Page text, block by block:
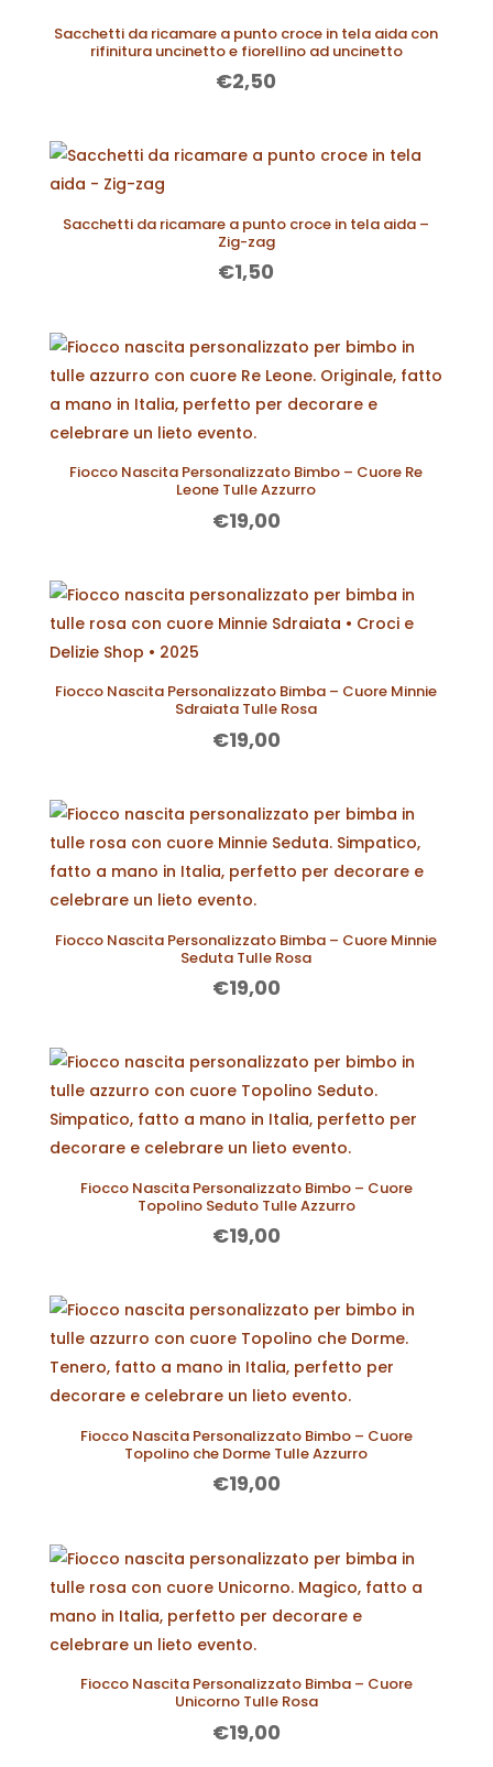
Sacchetti da ricamare a punto croce in tela aida con
rifinitura uncinetto e fiorellino ad uncinetto
€2,50
Sacchetti da ricamare a punto croce in tela aida –
Zig-zag
€1,50
Fiocco Nascita Personalizzato Bimbo – Cuore Re
Leone Tulle Azzurro
€19,00
Fiocco Nascita Personalizzato Bimba – Cuore Minnie
Sdraiata Tulle Rosa
€19,00
Fiocco Nascita Personalizzato Bimba – Cuore Minnie
Seduta Tulle Rosa
€19,00
Fiocco Nascita Personalizzato Bimbo – Cuore
Topolino Seduto Tulle Azzurro
€19,00
Fiocco Nascita Personalizzato Bimbo – Cuore
Topolino che Dorme Tulle Azzurro
€19,00
Fiocco Nascita Personalizzato Bimba – Cuore
Unicorno Tulle Rosa
€19,00